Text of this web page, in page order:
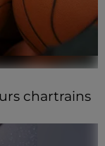
chartrains